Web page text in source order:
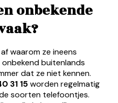
onbekende
waarom ze ineens
buitenlands
dat ze niet kennen.
31 15worden regelmatig
soorten telefoontjes.